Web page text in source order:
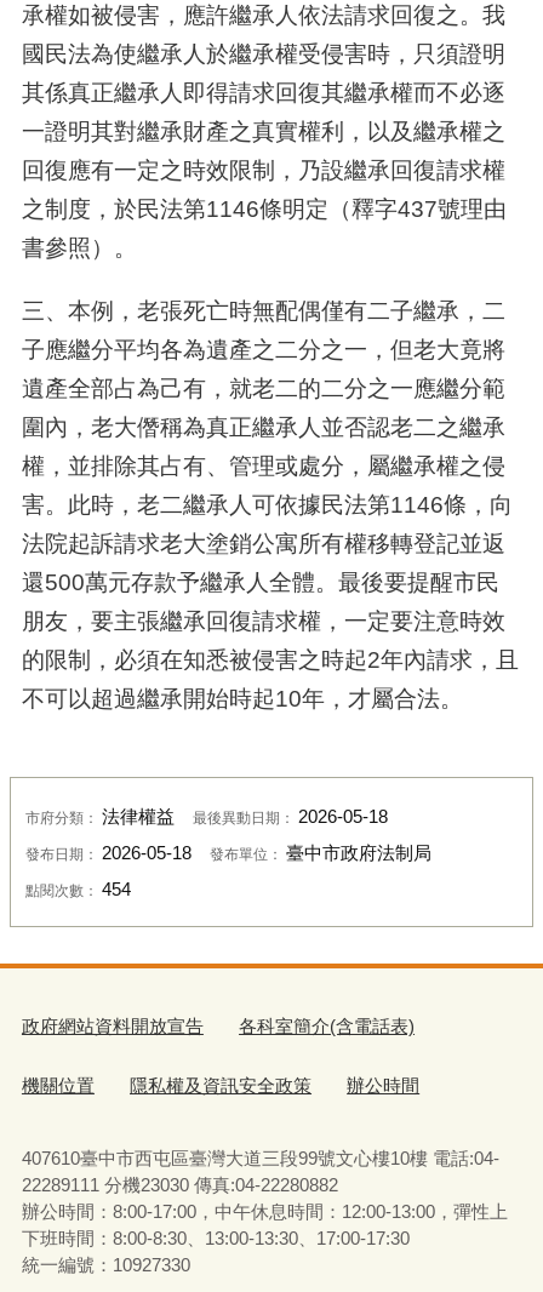
承權如被侵害，應許繼承人依法請求回復之。我
國民法為使繼承人於繼承權受侵害時，只須證明
其係真正繼承人即得請求回復其繼承權而不必逐
一證明其對繼承財產之真實權利，以及繼承權之
回復應有一定之時效限制，乃設繼承回復請求權
之制度，於民法第1146條明定（釋字437號理由
書參照）。
三、本例，老張死亡時無配偶僅有二子繼承，二
子應繼分平均各為遺產之二分之一，但老大竟將
遺產全部占為己有，就老二的二分之一應繼分範
圍內，老大僭稱為真正繼承人並否認老二之繼承
權，並排除其占有、管理或處分，屬繼承權之侵
害。此時，老二繼承人可依據民法第1146條，向
法院起訴請求老大塗銷公寓所有權移轉登記並返
還500萬元存款予繼承人全體。最後要提醒市民
朋友，要主張繼承回復請求權，一定要注意時效
的限制，必須在知悉被侵害之時起2年內請求，且
不可以超過繼承開始時起10年，才屬合法。
市府分類： 法律權益 最後異動日期： 2026-05-18
發布日期： 2026-05-18 發布單位： 臺中市政府法制局
點閱次數： 454
政府網站資料開放宣告 各科室簡介(含電話表)
機關位置 隱私權及資訊安全政策 辦公時間
407610臺中市西屯區臺灣大道三段99號文心樓10樓 電話:04-
22289111 分機23030 傳真:04-22280882
辦公時間：8:00-17:00，中午休息時間：12:00-13:00，彈性上
下班時間：8:00-8:30、13:00-13:30、17:00-17:30
統一編號：10927330